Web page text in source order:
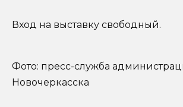
Вход на выставку свободный.
Фото: пресс-служба
Новочеркасска